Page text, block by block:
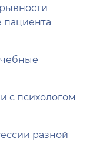
пациента
с психологом
разной